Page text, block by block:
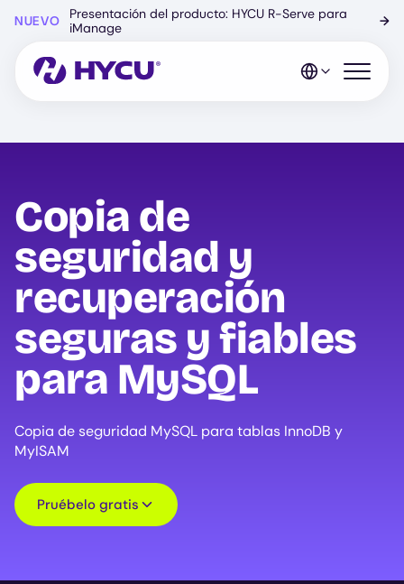
principal
NUEVO
Presentación del producto: HYCU R-Serve para
iManage
→
Abrir el
Copia de
seguridad y
recuperación
seguras y fiables
para MySQL
Copia de seguridad MySQL para tablas InnoDB y
MyISAM
Pruébelo gratis